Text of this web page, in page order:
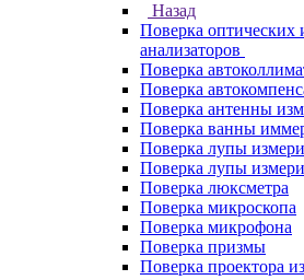
Назад
Поверка оптических
анализаторов
Поверка
Поверка
Поверка антенны
Поверка ванны
Поверка лупы
Поверка лупы
Поверка люксметра
Поверка микроскопа
Поверка микрофона
Поверка призмы
Поверка проектора